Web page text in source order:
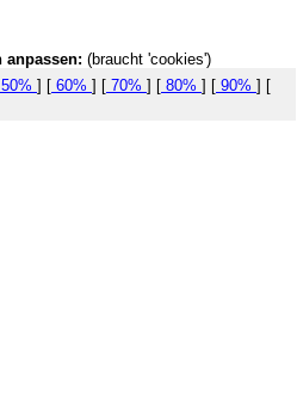
anpassen: (braucht 'cookies')
50% ] [ 60% ] [ 70% ] [ 80% ] [ 90% ] [